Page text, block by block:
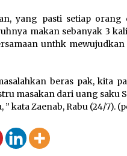
Kecelakaan Kapal,
Soroti Minimnya Faktor
Transportasi Laut
yang pasti setiap orang
makan sebanyak 3
unthk
beras pak, kita
masakan dari uang saku
kata Zaenab, Rabu (24/7).